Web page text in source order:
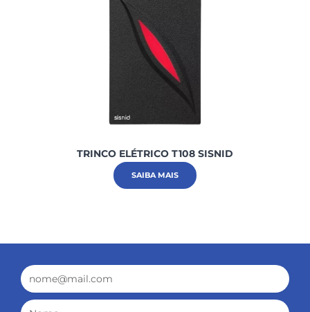
TRINCO ELÉTRICO T108 SISNID
SAIBA MAIS
Email
Nome